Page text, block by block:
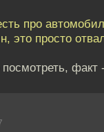
про
это просто
факт